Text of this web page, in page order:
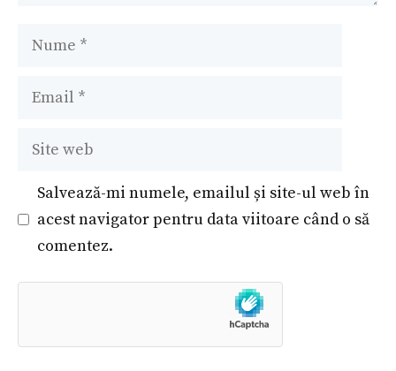
Nume
Email
Site
Salvează-mi numele, emailul și site-ul web în
acest navigator pentru data viitoare când o să
comentez.